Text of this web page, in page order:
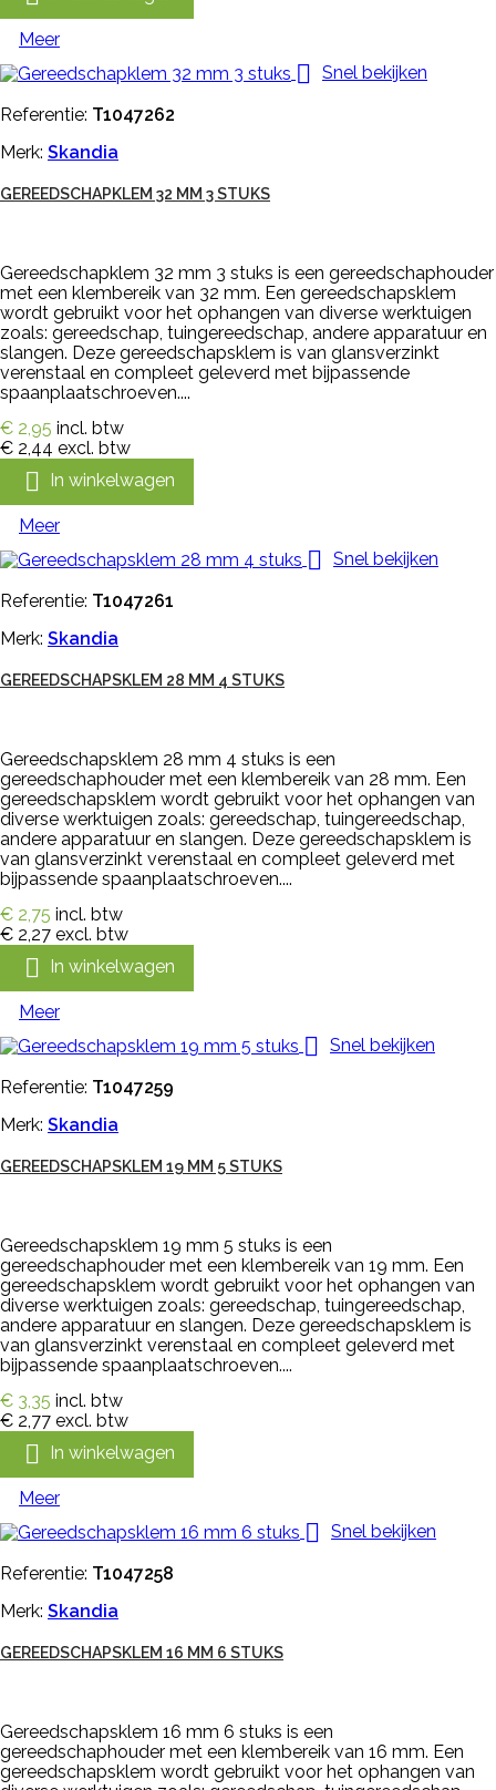
Meer
 Snel bekijken
Referentie: T1047262
Merk: Skandia
GEREEDSCHAPKLEM 32 MM 3 STUKS
Gereedschapklem 32 mm 3 stuks is een gereedschaphouder
met een klembereik van 32 mm. Een gereedschapsklem
wordt gebruikt voor het ophangen van diverse werktuigen
zoals: gereedschap, tuingereedschap, andere apparatuur en
slangen. Deze gereedschapsklem is van glansverzinkt
verenstaal en compleet geleverd met bijpassende
spaanplaatschroeven....
€ 2,95 incl. btw
€ 2,44 excl. btw
 In winkelwagen
Meer
 Snel bekijken
Referentie: T1047261
Merk: Skandia
GEREEDSCHAPSKLEM 28 MM 4 STUKS
Gereedschapsklem 28 mm 4 stuks is een
gereedschaphouder met een klembereik van 28 mm. Een
gereedschapsklem wordt gebruikt voor het ophangen van
diverse werktuigen zoals: gereedschap, tuingereedschap,
andere apparatuur en slangen. Deze gereedschapsklem is
van glansverzinkt verenstaal en compleet geleverd met
bijpassende spaanplaatschroeven....
€ 2,75 incl. btw
€ 2,27 excl. btw
 In winkelwagen
Meer
 Snel bekijken
Referentie: T1047259
Merk: Skandia
GEREEDSCHAPSKLEM 19 MM 5 STUKS
Gereedschapsklem 19 mm 5 stuks is een
gereedschaphouder met een klembereik van 19 mm. Een
gereedschapsklem wordt gebruikt voor het ophangen van
diverse werktuigen zoals: gereedschap, tuingereedschap,
andere apparatuur en slangen. Deze gereedschapsklem is
van glansverzinkt verenstaal en compleet geleverd met
bijpassende spaanplaatschroeven....
€ 3,35 incl. btw
€ 2,77 excl. btw
 In winkelwagen
Meer
 Snel bekijken
Referentie: T1047258
Merk: Skandia
GEREEDSCHAPSKLEM 16 MM 6 STUKS
Gereedschapsklem 16 mm 6 stuks is een
gereedschaphouder met een klembereik van 16 mm. Een
gereedschapsklem wordt gebruikt voor het ophangen van